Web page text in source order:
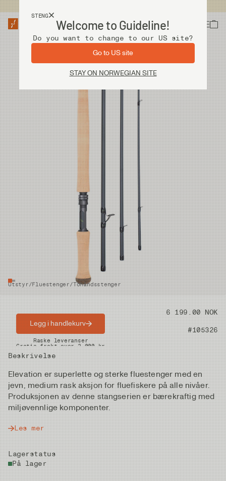
STENG
Welcome to Guideline!
Do you want to change to our US site?
Go to US site
STAY ON NORWEGIAN SITE
Utstyr/Fluestenger/Tohåndsstenger
Pris 6 199.00 NOK
Artikkelnummer #105326
Beskrivelse
Elevation er superlette og sterke fluestenger med en
jevn, medium rask aksjon for fluefiskere på alle nivåer.
Produksjonen av denne stangserien er bærekraftig med
miljøvennlige komponenter.
Les mer
Lagerstatus
På lager
Legg i handlekurv
Raske leveranser
Gratis frakt over 2.000 kr